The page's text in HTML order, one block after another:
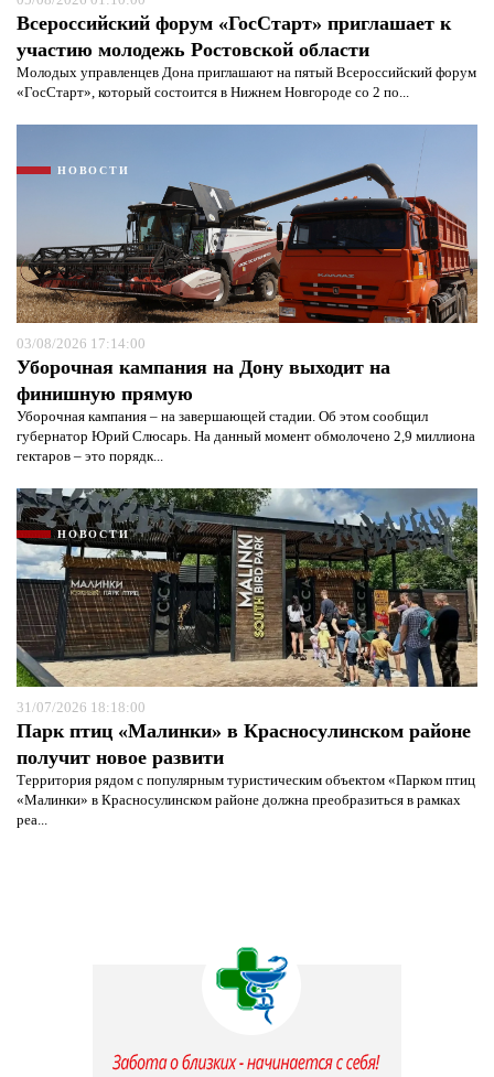
Всероссийский форум «ГосСтарт» приглашает к
участию молодежь Ростовской области
Молодых управленцев Дона приглашают на пятый Всероссийский форум
«ГосСтарт», который состоится в Нижнем Новгороде со 2 по...
НОВОСТИ
03/08/2026 17:14:00
Уборочная кампания на Дону выходит на
финишную прямую
Уборочная кампания – на завершающей стадии. Об этом сообщил
губернатор Юрий Слюсарь. На данный момент обмолочено 2,9 миллиона
гектаров – это порядк...
НОВОСТИ
31/07/2026 18:18:00
Парк птиц «Малинки» в Красносулинском районе
получит новое развити
Территория рядом с популярным туристическим объектом «Парком птиц
«Малинки» в Красносулинском районе должна преобразиться в рамках
реа...
защиты информации*